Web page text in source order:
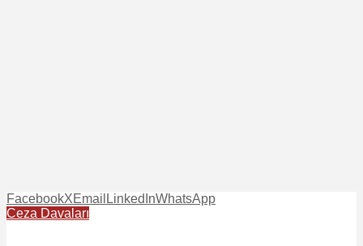
FacebookXEmail LinkedInWhatsApp
Ceza Davaları